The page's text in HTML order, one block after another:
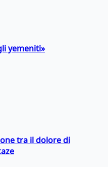
yemeniti»
tra il dolore di